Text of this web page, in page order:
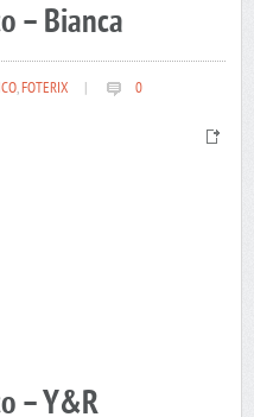
– Bianca
,FOTERIX 0
– Y&R